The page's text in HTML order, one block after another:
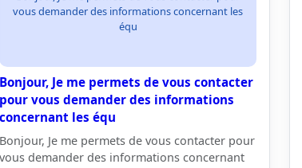
vous demander des informations concernant les
équ
Bonjour, Je me permets de vous contacter
pour vous demander des informations
concernant les équ
Bonjour, Je me permets de vous contacter pour
vous demander des informations concernant